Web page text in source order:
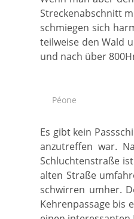
Streckenabschnitt
schmiegen sich
teilweise den Wald
und nach über
Péone
Es gibt kein
anzutreffen war.
Schluchtenstraße
alten Straße
schwirren umher.
Kehrenpassage bis